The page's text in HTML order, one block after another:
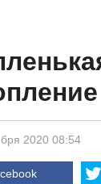
2020 08:54